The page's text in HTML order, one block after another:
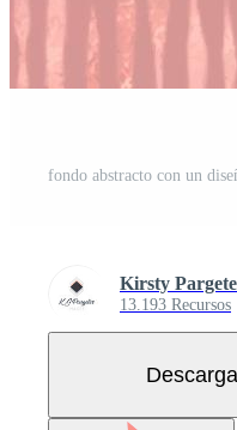
Kirsty
13.193 Recursos